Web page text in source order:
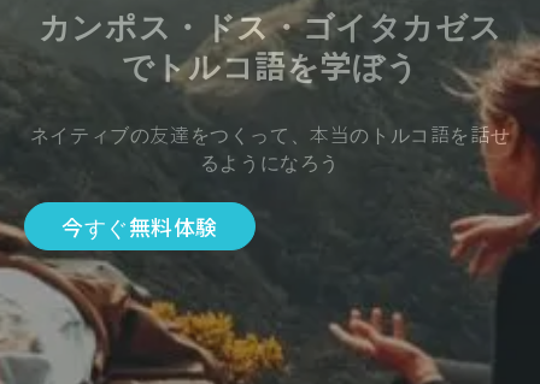
カンポス・ドス・ゴイタカゼス
でトルコ語を学ぼう
ネイティブの友達をつくって、本当のトルコ語を話せ
るようになろう
今すぐ無料体験